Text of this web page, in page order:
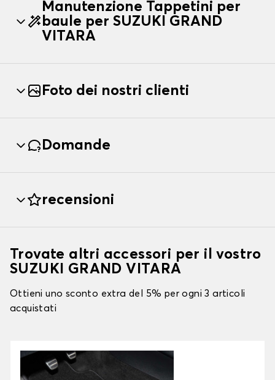
Manutenzione Tappetini per
baule per SUZUKI GRAND
VITARA
Foto dei nostri clienti
Domande
recensioni
Trovate altri accessori per il vostro
SUZUKI GRAND VITARA
Ottieni uno sconto extra del 5% per ogni 3 articoli
acquistati